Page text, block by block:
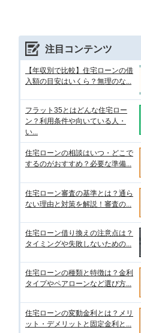
注目コンテンツ
【年収別で比較】住宅ローンの借
入額の目安はいくら？無理のな...
フラット35とはどんな住宅ロー
ン？利用条件や向いている人・
い...
住宅ローンの相談はいつ・どこで
するのがおすすめ？必要な準備...
住宅ローン審査の基準とは？通ら
ない理由と対策を解説！審査の...
住宅ローン借り換えの注意点は？
タイミングや失敗しないための...
住宅ローンの種類と特徴は？金利
タイプやペアローンなど選び方...
住宅ローンの変動金利とは？メリ
ット・デメリットと固定金利と...